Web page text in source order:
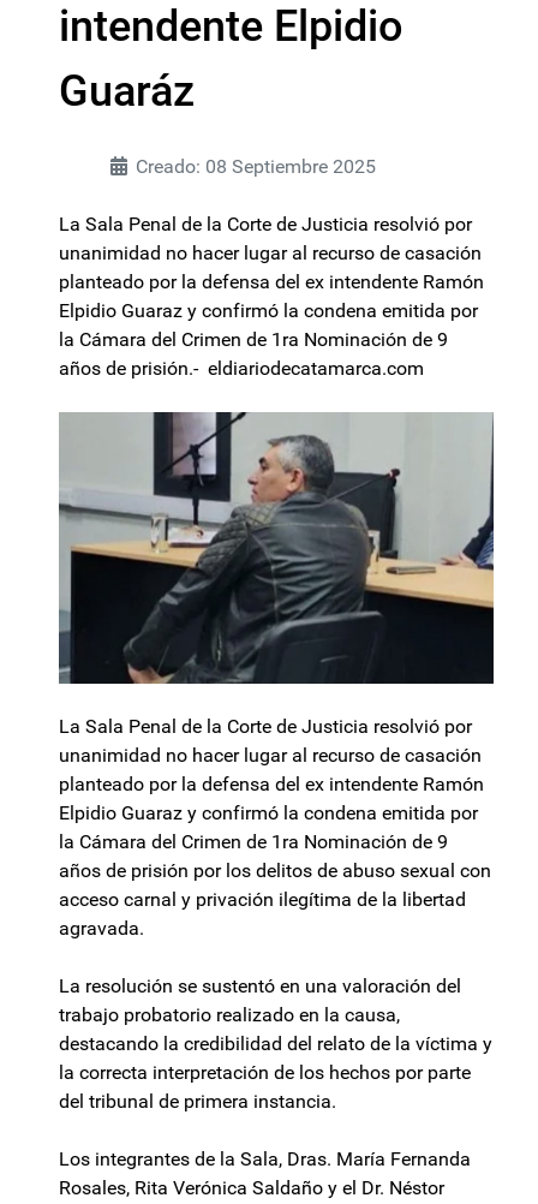
intendente Elpidio
Guaráz
Creado: 08 Septiembre 2025
La Sala Penal de la Corte de Justicia resolvió por
unanimidad no hacer lugar al recurso de casación
planteado por la defensa del ex intendente Ramón
Elpidio Guaraz y confirmó la condena emitida por
la Cámara del Crimen de 1ra Nominación de 9
años de prisión.- eldiariodecatamarca.com
La Sala Penal de la Corte de Justicia resolvió por
unanimidad no hacer lugar al recurso de casación
planteado por la defensa del ex intendente Ramón
Elpidio Guaraz y confirmó la condena emitida por
la Cámara del Crimen de 1ra Nominación de 9
años de prisión por los delitos de abuso sexual con
acceso carnal y privación ilegítima de la libertad
agravada.
La resolución se sustentó en una valoración del
trabajo probatorio realizado en la causa,
destacando la credibilidad del relato de la víctima y
la correcta interpretación de los hechos por parte
del tribunal de primera instancia.
Los integrantes de la Sala, Dras. María Fernanda
Rosales, Rita Verónica Saldaño y el Dr. Néstor